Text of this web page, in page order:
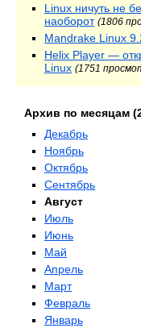
Linux ничуть не
наоборот (1806
Mandrake Linux
Helix Player —
Linux (1751
Архив по месяцам
Декабрь
Ноябрь
Октябрь
Сентябрь
Август
Июль
Июнь
Май
Апрель
Март
Февраль
Январь